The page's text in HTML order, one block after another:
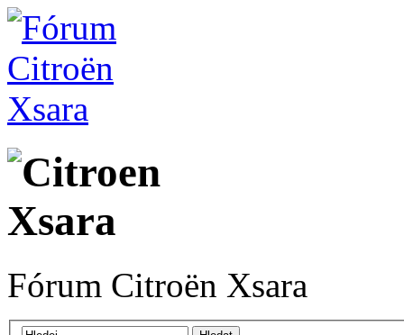
Fórum Citroën Xsara